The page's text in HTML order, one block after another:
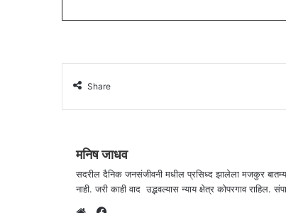
Share
मनिष जाधव
सदरील दैनिक जनसंजीवनी मधील प्रसिध्द झालेला मजकुर
नाही. जरी काही वाद उद्भवल्यास न्याय क्षेत्र कोपरगाव